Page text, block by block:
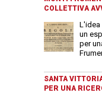
COLLETTIVA
L'idea
un
per
SANTA
PER UNA